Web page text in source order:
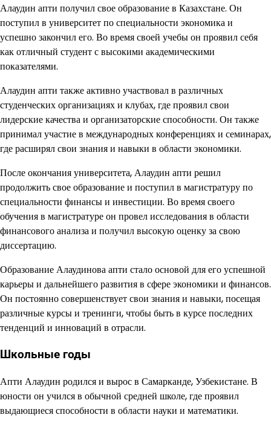
Алаудин апти получил свое образование в Казахстане. Он
поступил в университет по специальности экономика и
успешно закончил его. Во время своей учебы он проявил себя
как отличный студент с высокими академическими
показателями.
Алаудин апти также активно участвовал в различных
студенческих организациях и клубах, где проявил свои
лидерские качества и организаторские способности. Он также
принимал участие в международных конференциях и семинарах,
где расширял свои знания и навыки в области экономики.
После окончания университета, Алаудин апти решил
продолжить свое образование и поступил в магистратуру по
специальности финансы и инвестиции. Во время своего
обучения в магистратуре он провел исследования в области
финансового анализа и получил высокую оценку за свою
диссертацию.
Образование Алаудинова апти стало основой для его успешной
карьеры и дальнейшего развития в сфере экономики и финансов.
Он постоянно совершенствует свои знания и навыки, посещая
различные курсы и тренинги, чтобы быть в курсе последних
тенденций и инноваций в отрасли.
Школьные годы
Апти Алаудин родился и вырос в Самарканде, Узбекистане. В
юности он учился в обычной средней школе, где проявил
выдающиеся способности в области науки и математики.